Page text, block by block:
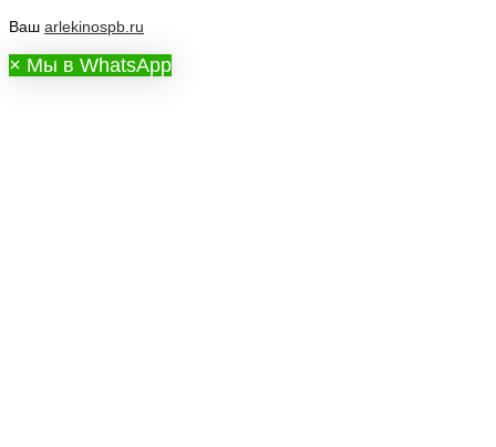
Ваш arlekinospb.ru
× Мы в WhatsApp